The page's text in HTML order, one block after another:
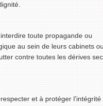
toute propagande ou
au sein de leurs cabinets
contre toutes les dérives
et à protéger l’intégrité